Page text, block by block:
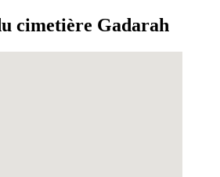
cimetière Gadarah